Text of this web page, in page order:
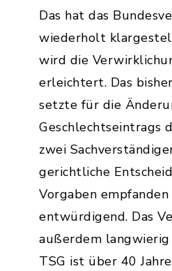
Das hat das
wiederholt
wird die
erleichtert. Das
setzte für die
Geschlechtseintrags
zwei
gerichtliche
Vorgaben
entwürdigend. Das
außerdem
TSG ist über 40